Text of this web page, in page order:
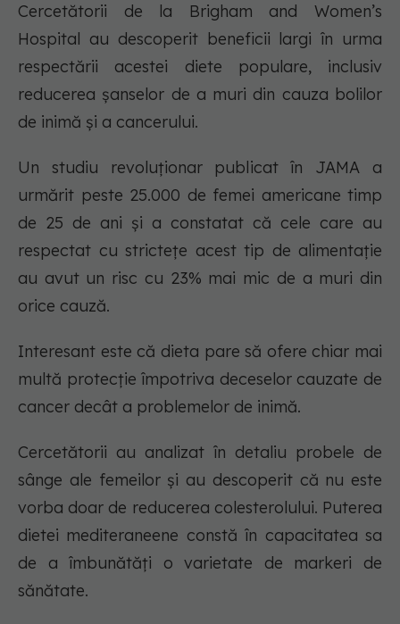
Cercetătorii de la Brigham and Women’s
Hospital au descoperit beneficii largi în urma
respectării acestei diete populare, inclusiv
reducerea șanselor de a muri din cauza bolilor
de inimă și a cancerului.
Un studiu revoluționar publicat în JAMA a
urmărit peste 25.000 de femei americane timp
de 25 de ani și a constatat că cele care au
respectat cu strictețe acest tip de alimentație
au avut un risc cu 23% mai mic de a muri din
orice cauză.
Interesant este că dieta pare să ofere chiar mai
multă protecție împotriva deceselor cauzate de
cancer decât a problemelor de inimă.
Cercetătorii au analizat în detaliu probele de
sânge ale femeilor și au descoperit că nu este
vorba doar de reducerea colesterolului. Puterea
dietei mediteraneene constă în capacitatea sa
de a îmbunătăți o varietate de markeri de
sănătate.